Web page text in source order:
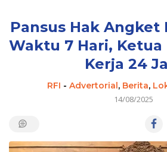
Pansus Hak Angket
Waktu 7 Hari, Ketua
Kerja 24
RFI - Advertorial, Berita,
14/08/2025